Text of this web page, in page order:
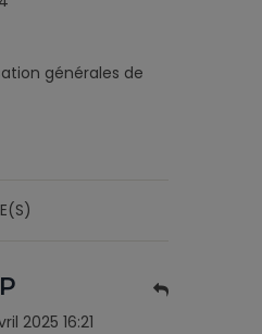
générales de
2025 16:21